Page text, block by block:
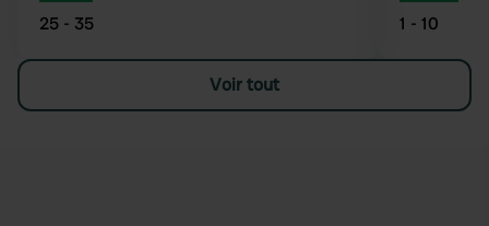
25 - 35 1 - 10
Voir tout